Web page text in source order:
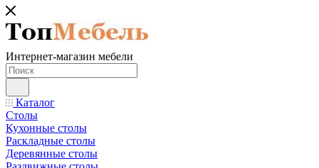
Интернет-магазин мебели
Каталог
Столы
Кухонные столы
Раскладные столы
Деревянные столы